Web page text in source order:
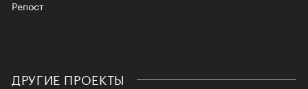
Репост
ДРУГИЕ ПРОЕКТЫ